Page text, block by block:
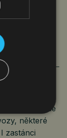
2023
do
často, ať jde
některé
zastánci